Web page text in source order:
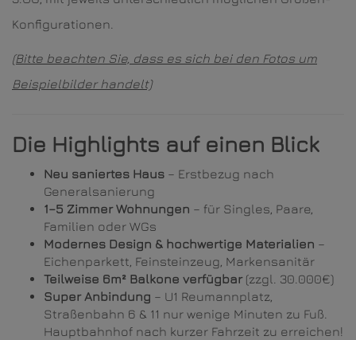
Konfigurationen.
(Bitte beachten Sie, dass es sich bei den Fotos um
Beispielbilder handelt)
Die Highlights auf einen Blick
Neu saniertes Haus – Erstbezug nach
Generalsanierung
1–5 Zimmer Wohnungen – für Singles, Paare,
Familien oder WGs
Modernes Design & hochwertige Materialien –
Eichenparkett, Feinsteinzeug, Markensanitär
Teilweise 6m² Balkone verfügbar (zzgl. 30.000€)
Super Anbindung – U1 Reumannplatz,
Straßenbahn 6 & 11 nur wenige Minuten zu Fuß.
Hauptbahnhof nach kurzer Fahrzeit zu erreichen!